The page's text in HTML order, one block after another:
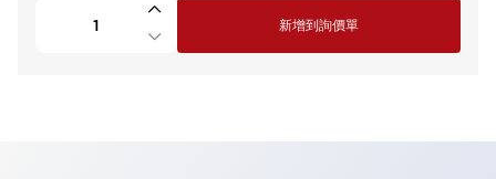
新增到詢價單